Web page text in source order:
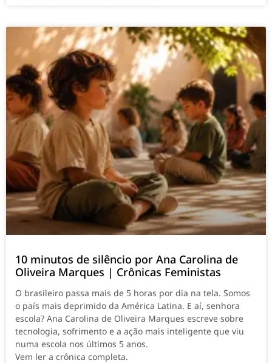
10 minutos de silêncio por Ana Carolina de
Oliveira Marques | Crônicas Feministas
O brasileiro passa mais de 5 horas por dia na tela. Somos
o país mais deprimido da América Latina. E aí, senhora
escola? Ana Carolina de Oliveira Marques escreve sobre
tecnologia, sofrimento e a ação mais inteligente que viu
numa escola nos últimos 5 anos.
Vem ler a crônica completa.